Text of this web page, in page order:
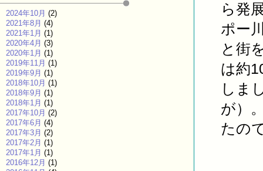
ら発
ポー
と街
は約
しま
が）
たの
2024年10月 (2)
2021年8月 (4)
2021年1月 (1)
2020年4月 (3)
2020年1月 (1)
2019年11月 (1)
2019年9月 (1)
2018年10月 (1)
2018年9月 (1)
2018年1月 (1)
2017年10月 (2)
2017年6月 (4)
2017年3月 (2)
2017年2月 (1)
2017年1月 (1)
2016年12月 (1)